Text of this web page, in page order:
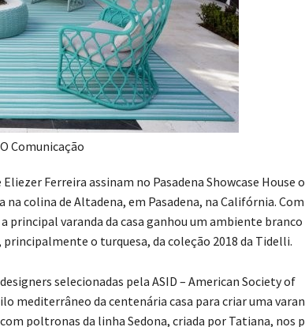
Comunicação
Ferreira assinam no Pasadena Showcase House
colina de Altadena, em Pasadena, na Califórnia. Com
principal varanda da casa ganhou um ambiente
principalmente o turquesa, da coleção 2018 da Tidelli.
selecionadas pela ASID – American Society of
mediterrâneo da centenária casa para criar uma
poltronas da linha Sedona, criada por Tatiana, nos